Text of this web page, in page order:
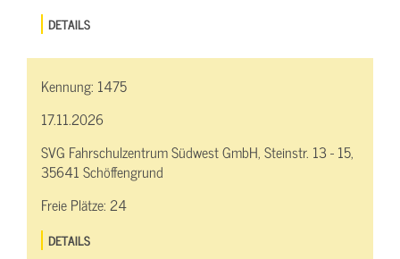
DETAILS
Kennung: 1475
17.11.2026
SVG Fahrschulzentrum Südwest GmbH, Steinstr. 13 - 15,
35641 Schöffengrund
Freie Plätze:24
DETAILS